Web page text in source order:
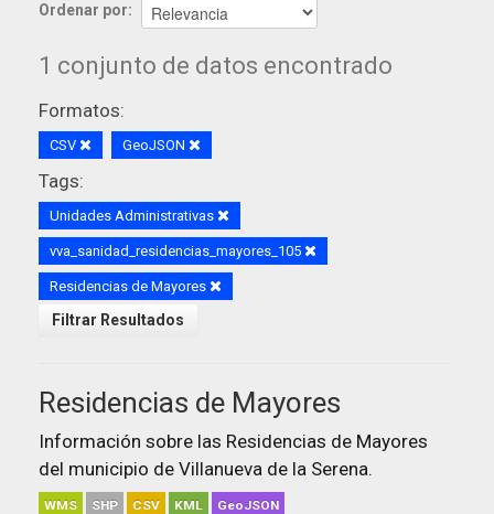
Ordenar por
1 conjunto de datos encontrado
Formatos:
CSV GeoJSON
Tags:
Unidades Administrativas
vva_sanidad_residencias_mayores_105
Residencias de Mayores
Filtrar Resultados
Residencias de Mayores
Información sobre las Residencias de Mayores
del municipio de Villanueva de la Serena.
WMS SHP CSV KML GeoJSON